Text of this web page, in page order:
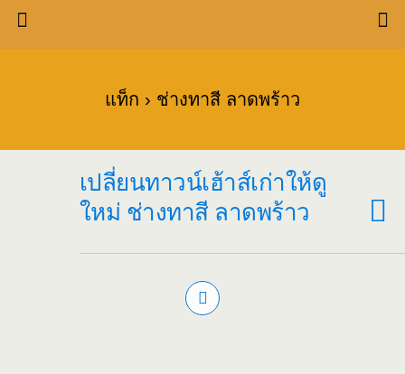
แท็ก › ช่างทาสี ลาดพร้าว
เปลี่ยนทาวน์เฮ้าส์เก่าให้ดู
ใหม่ ช่างทาสี ลาดพร้าว